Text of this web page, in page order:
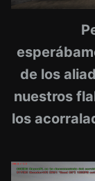
de los
nuestros
los